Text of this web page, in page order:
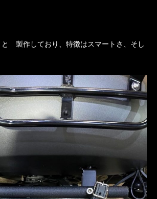
製作しており、特徴はスマートさ、そし